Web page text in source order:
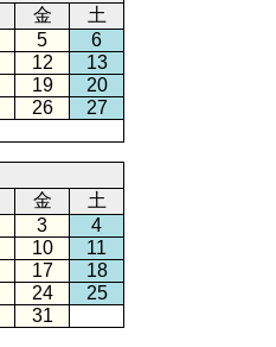
金
土
5
6
12
13
19
20
26
27
金
土
3
4
10
11
17
18
24
25
31